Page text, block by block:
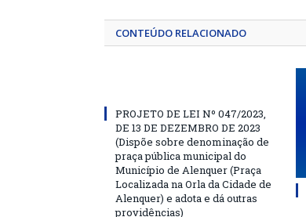
CONTEÚDO RELACIONADO
PROJETO DE LEI Nº 047/2023,
DE 13 DE DEZEMBRO DE 2023
(Dispõe sobre denominação de
praça pública municipal do
Município de Alenquer (Praça
Localizada na Orla da Cidade de
Alenquer) e adota e dá outras
providências)